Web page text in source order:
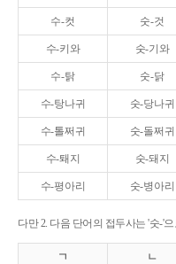
수-컷 숫-것
수-키와 숫-기와
수-탉 숫-닭
수-탕나귀 숫-당나귀
수-톨쩌귀 숫-돌쩌귀
수-퇘지 숫-돼지
수-평아리 숫-병아리
다만 2. 다음 단어의 접두사는 '숫-'
ㄱ ㄴ